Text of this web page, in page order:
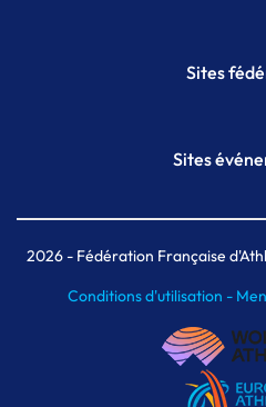
Sites
Plateforme
Sites
Meeting de
MAIF
2026- Fédération Française
Conditions d'utilisation -